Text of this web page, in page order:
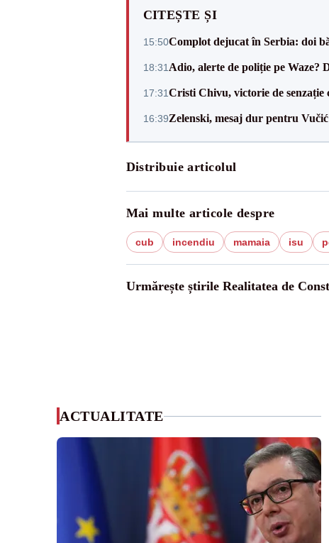
CITEȘTE ȘI
15:50Complot dejucat în Serbia: doi
18:31 Adio, alerte de poliție pe Waze?
17:31Cristi Chivu, victorie de
16:39Zelenski, mesaj dur pentru
Distribuie articolul
Mai multe articole despre
cub incendiu mamaia isu
Urmărește știrile Realitatea de
ACTUALITATE